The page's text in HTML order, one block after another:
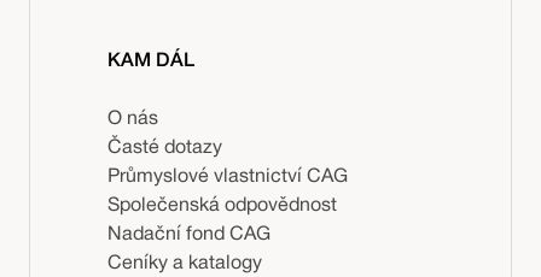
KAM DÁL
O nás
Časté dotazy
Průmyslové vlastnictví CAG
Společenská odpovědnost
Nadační fond CAG
Ceníky a katalogy